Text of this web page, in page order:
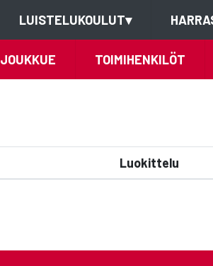
LUISTELUKOULUT▾
JOUKKUE TOIMIHENKILÖT
Luokittelu